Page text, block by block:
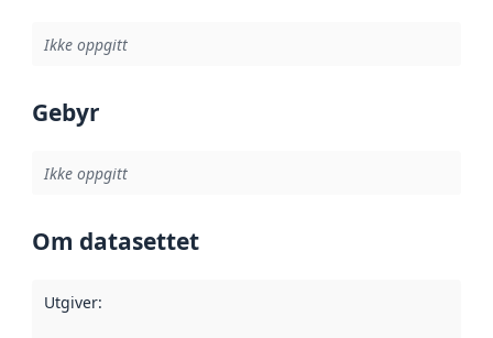
Ikke oppgitt
Gebyr
Ikke oppgitt
Om datasettet
Utgiver: